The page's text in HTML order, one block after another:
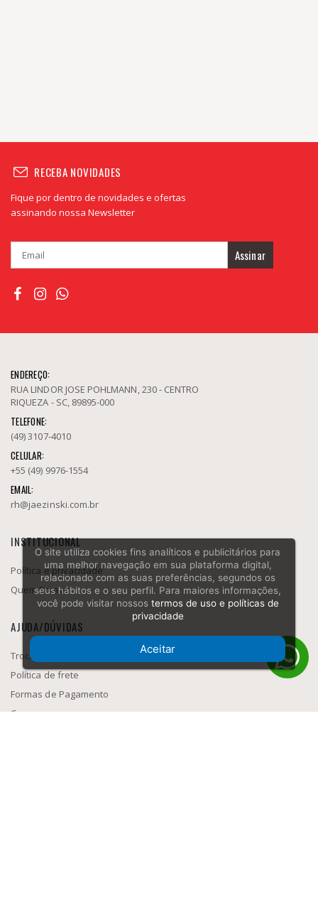
RECEBA NOVIDADES
Fique por dentro de novidades e ofertas
assinando nossa Newsletter
Assinar
ENDEREÇO:
RUA LINDOR JOSE POHLMANN, 230 - CENTRO
RIQUEZA - SC, 89895-000
TELEFONE:
(49) 3107-4010
CELULAR:
+55 (49) 9976-1554
EMAIL:
rh@jaezinski.com.br
INSTITUCIONAL
Política e privacidade
Quem Somos
AJUDA/DÚVIDAS
Trocas e Devolução
Política de frete
Formas de Pagamento
Como navegar
O site utiliza cookies fins analíticos e publicitários para
uma melhor navegação em sua plataforma digital,
relacionado com as suas preferências, segundos os
seus hábitos e o seu perfil. Para maiores informações,
você pode visitar nossos termos de uso e políticas de
privacidade
Aceitar